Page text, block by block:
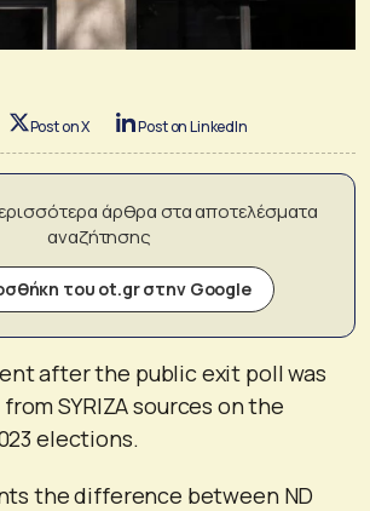
Post on X Post on LinkedIn
άρθρα στα αποτελέσματα
αναζήτησης
του ot.gr στην Google
after the public exit poll was
SYRIZA sources on the
elections.
the difference between ND